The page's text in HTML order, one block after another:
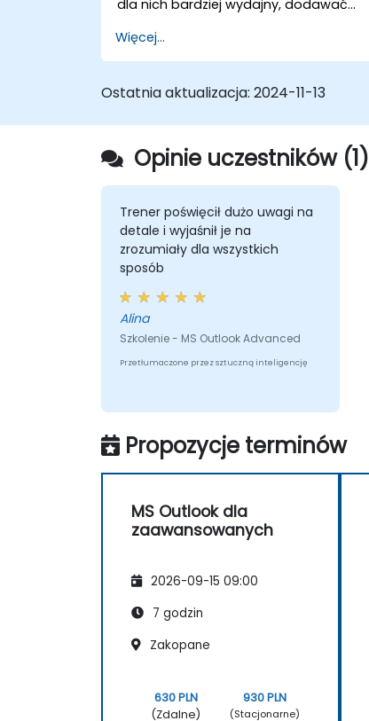
dla nich bardziej wydajny, dodawać
wiadomości, korzystać z dziennika oraz
przypisywać uprawnienia innym
Więcej...
Ostatnia aktualizacja: 2024-11-13
Opinie uczestników (1)
Trener poświęcił dużo uwagi na
detale i wyjaśnił je na
zrozumiały dla wszystkich
sposób
Alina
Szkolenie - MS Outlook Advanced
Przetłumaczone przez sztuczną inteligencję
Propozycje terminów
MS Outlook dla
zaawansowanych
2026-09-15 09:00
7 godzin
Zakopane
630 PLN
(Zdalne)
930 PLN
(Stacjonarne)